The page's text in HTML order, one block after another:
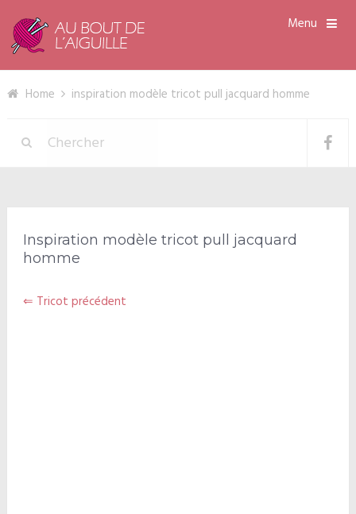
Menu
Home inspiration modèle tricot pull jacquard homme
Inspiration modèle tricot pull jacquard
homme
⇐ Tricot précédent